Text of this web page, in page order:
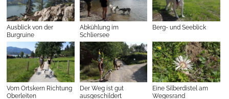
Ausblick von der
Burgruine
Abkühlung im
Schliersee
Berg- und Seeblick
Vom Ortskern Richtung
Oberleiten
Der Weg ist gut
ausgeschildert
Eine Silberdistel am
Wegesrand